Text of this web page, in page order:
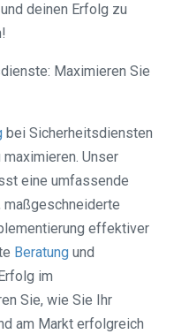
deinen Erfolg zu
Maximieren Sie
bei Sicherheitsdiensten
Unser
eine umfassende
effektiver
Beratung und
im
Sie, wie Sie Ihr
am Markt erfolgreich